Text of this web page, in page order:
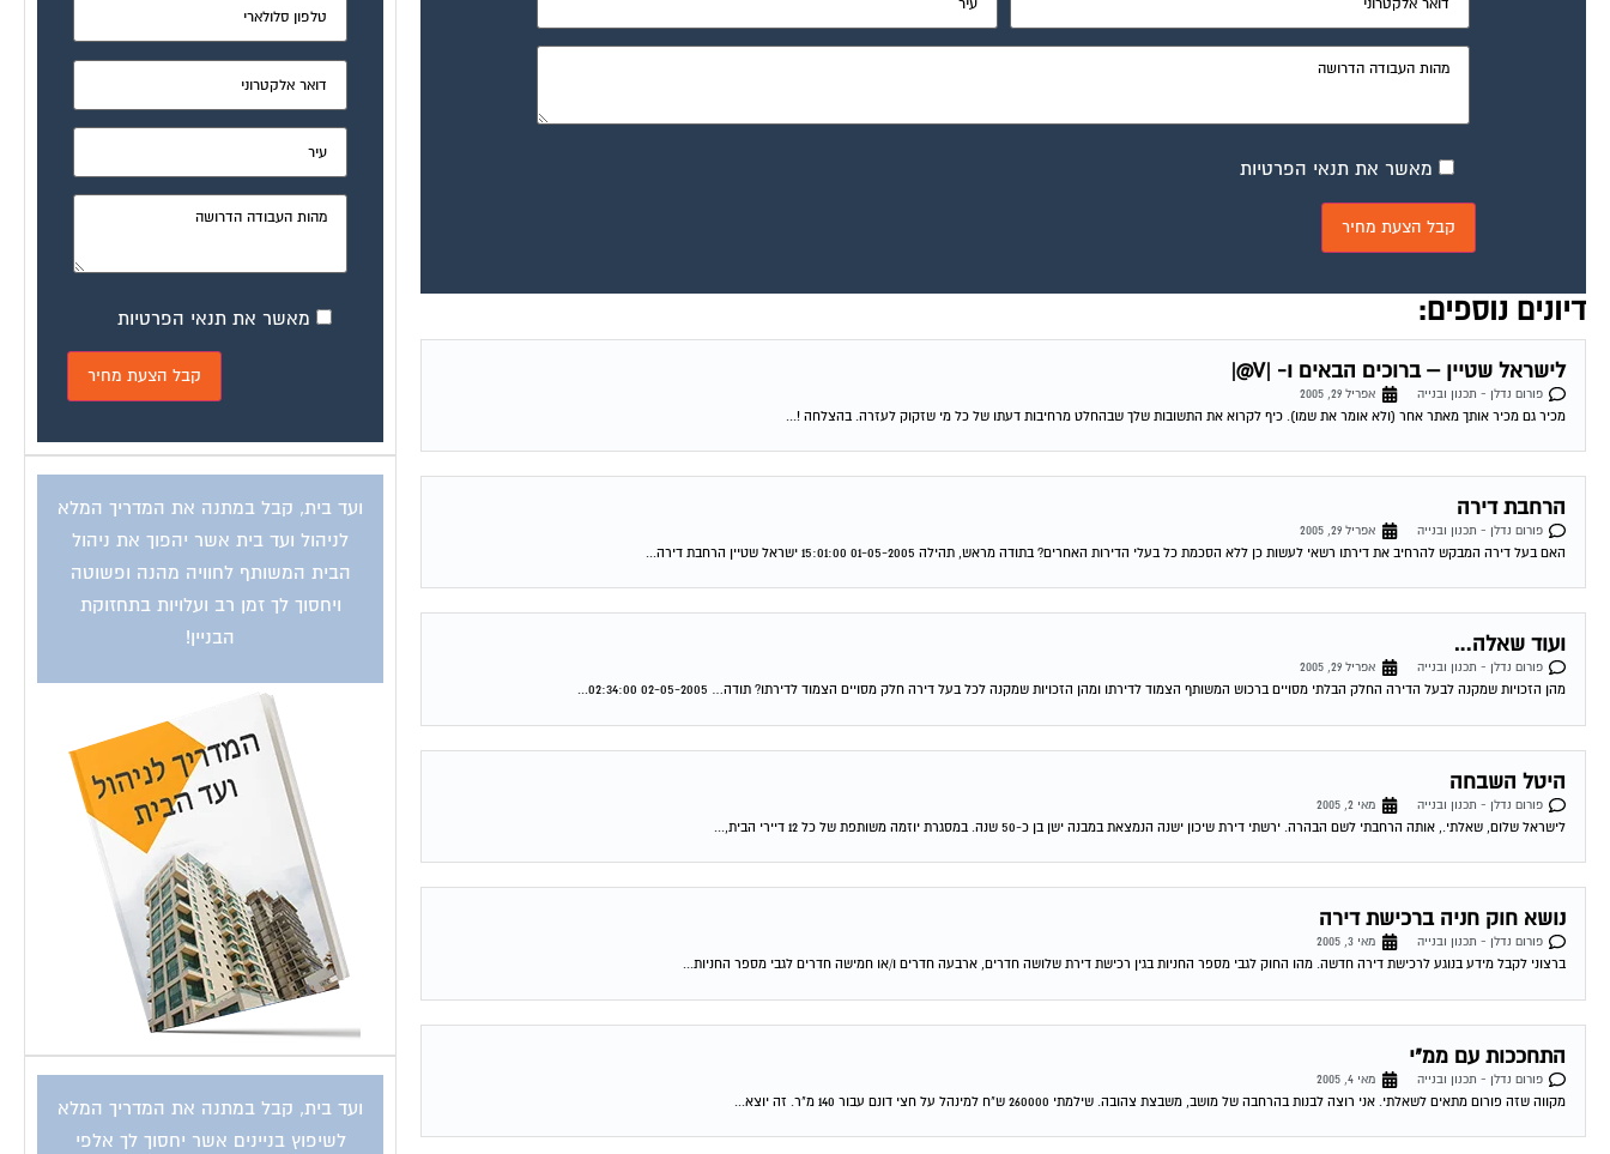
מאשר את תנאי הפרטיות
דיונים נוספים:
לישראל שטיין – ברוכים הבאים ו- |V@|
פורום נדלן - תכנון ובנייה
אפריל 29, 2005
מכיר גם מכיר אותך מאתר אחר (ולא אומר את שמו). כיף לקרוא את התשובות שלך שבהחלט מרחיבות דעתו של כל מי שזקוק לעזרה. בהצלחה !...
הרחבת דירה
פורום נדלן - תכנון ובנייה
אפריל 29, 2005
האם בעל דירה המבקש להרחיב את דירתו רשאי לעשות כן ללא הסכמת כל בעלי הדירות האחרים? בתודה מראש, תהילה 01-05-2005 15:01:00 ישראל שטיין הרחבת דירה...
ועוד שאלה…
פורום נדלן - תכנון ובנייה
אפריל 29, 2005
מהן הזכויות שמקנה לבעל הדירה החלק הבלתי מסויים ברכוש המשותף הצמוד לדירתו ומהן הזכויות שמקנה לכל בעל דירה חלק מסויים הצמוד לדירתו? תודה… 02-05-2005 02:34:00...
היטל השבחה
פורום נדלן - תכנון ובנייה
מאי 2, 2005
לישראל שלום, שאלתי., אותה הרחבתי לשם הבהרה. ירשתי דירת שיכון ישנה הנמצאת במבנה ישן בן כ-50 שנה. במסגרת יוזמה משותפת של כל 12 דיירי הבית,...
נושא חוק חניה ברכישת דירה
פורום נדלן - תכנון ובנייה
מאי 3, 2005
ברצוני לקבל מידע בנוגע לרכישת דירה חדשה. מהו החוק לגבי מספר החניות בגין רכישת דירת שלושה חדרים, ארבעה חדרים ו/או חמישה חדרים לגבי מספר החניות...
התחככות עם ממ"י
פורום נדלן - תכנון ובנייה
מאי 4, 2005
מקווה שזה פורום מתאים לשאלתי. אני רוצה לבנות בהרחבה של מושב, משבצת צהובה. שילמתי 260000 ש"ח למינהל על חצי דונם עבור 140 מ"ר. זה יוצא...
מאשר את תנאי הפרטיות
ועד בית, קבל במתנה את המדריך המלא
לניהול ועד בית אשר יהפוך את ניהול
הבית המשותף לחוויה מהנה ופשוטה
ויחסוך לך זמן רב ועלויות בתחזוקת
הבניין!
ועד בית, קבל במתנה את המדריך המלא
לשיפוץ בניינים אשר יחסוך לך אלפי